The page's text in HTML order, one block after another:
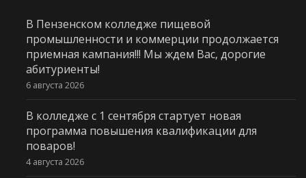
В Пензенском колледже пищевой
промышленности и коммерции продолжается
приемная кампания!!! Мы ждем Вас, дорогие
абитуриенты!
6 августа 2026
В колледже с 1 сентября стартует новая
программа повышения квалификации для
поваров!
4 августа 2026